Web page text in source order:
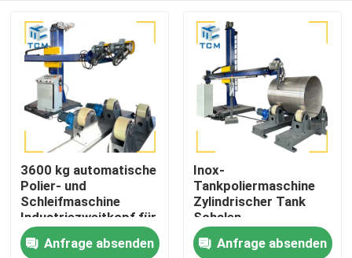
Zu Hause
Produkte
3600 kg automatische
Polier- und
Schleifmaschine
Industriezweitkopf für
Tankfahrzeuge
Anfrage absenden
Inox-
Tankpoliermaschine
Zylindrischer Tank
Schalen
Innenoberfläche
Metallpoliermaschine
Anfrage absenden